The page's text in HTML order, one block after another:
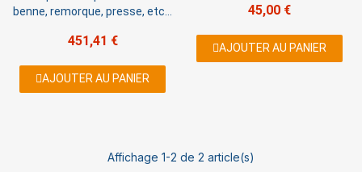
benne, remorque, presse, etc...
451,41 €
AJOUTER AU PANIER
45,00 €
AJOUTER AU PANIER
Affichage 1-2 de 2 article(s)